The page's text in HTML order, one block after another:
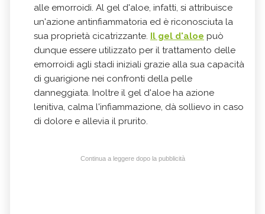
alle emorroidi. Al gel d'aloe, infatti, si attribuisce
un'azione antinfiammatoria ed è riconosciuta la
sua proprietà cicatrizzante. Il gel d'aloe può
dunque essere utilizzato per il trattamento delle
emorroidi agli stadi iniziali grazie alla sua capacità
di guarigione nei confronti della pelle
danneggiata. Inoltre il gel d'aloe ha azione
lenitiva, calma l'infiammazione, dà sollievo in caso
di dolore e allevia il prurito.
Continua a leggere dopo la pubblicità